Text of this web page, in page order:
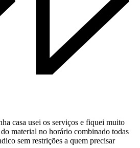
casa usei os serviços e fiquei muito
material no horário combinado todas
sem restrições a quem precisar